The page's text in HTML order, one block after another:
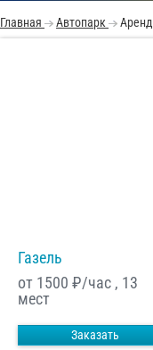
Главная Автопарк
Газель
от 1500 ₽/час , 13
мест
Заказать